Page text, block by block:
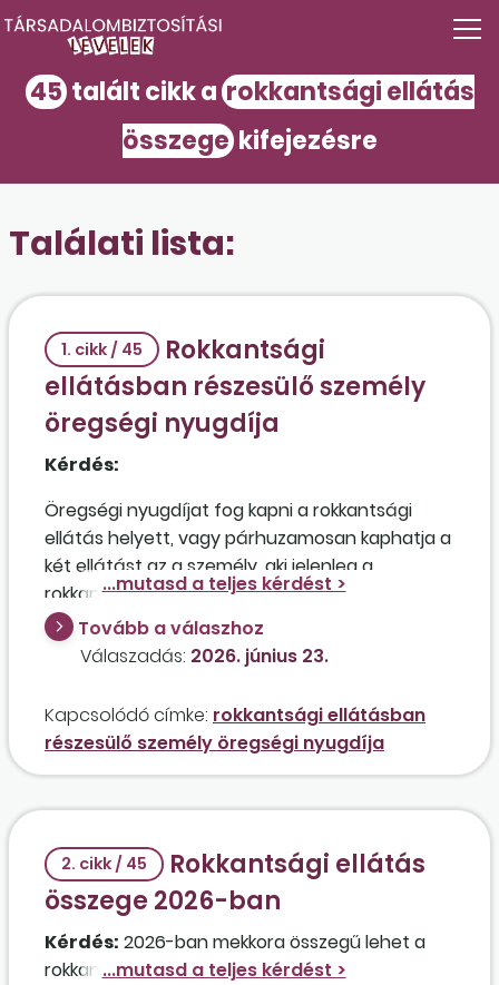
45talált cikk a rokkantsági ellátás
összegekifejezésre
Találati lista:
1. cikk / 45
Rokkantsági
ellátásban részesülő személy
öregségi nyugdíja
Kérdés:
Öregségi nyugdíjat fog kapni a rokkantsági
ellátás helyett, vagy párhuzamosan kaphatja a
két ellátást az a személy, aki jelenleg a
rokkantsági ellátása mellett napi 4 órában
munkaviszonyban dolgozik, és hamarosan
betölti a nyugdíjkorhatárt? Van valamilyen
kapcsolatban?
Tovább a válaszhoz
Válaszadás: 2026. június 23.
Kapcsolódó címke: rokkantsági ellátásban
részesülő személy öregségi nyugdíja
2. cikk / 45
Rokkantsági ellátás
összege 2026-ban
Kérdés: 2026-ban mekkora összegű lehet a
rokkantsági ellátás?